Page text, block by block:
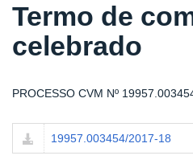
Termo de
celebrado
PROCESSO CVM Nº
19957.003454/2017-18